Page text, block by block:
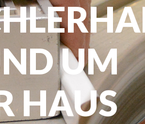
UM
HAUS